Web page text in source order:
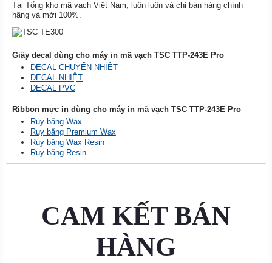
Tại Tổng kho mã vạch Việt Nam, luôn luôn và chỉ bán hàng chính
hãng và mới 100%.
Giấy decal dùng cho máy in mã vạch TSC TTP-243E Pro
DECAL CHUYỂN NHIỆT
DECAL NHIỆT
DECAL PVC
Ribbon mực in dùng cho máy in mã vạch TSC TTP-243E Pro
Ruy băng Wax
Ruy băng Premium Wax
Ruy băng Wax Resin
Ruy băng Resin
CAM KẾT BÁN
HÀNG